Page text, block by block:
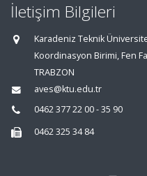
İletişim Bilgileri
Karadeniz Teknik
Koordinasyon Birimi, Fen
TRABZON
aves@ktu.edu.tr
0462 377 22 00 - 35 90
0462 325 34 84